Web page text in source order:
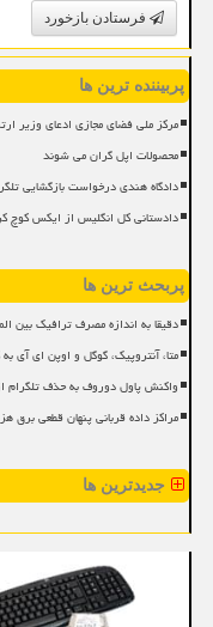
فرستادن بازخورد
پربیننده ترین ها
مرکز ملی فضای مجازی ادعای وزیر
محصولات اپل گران می شوند
دادگاه هندی درخواست بازگشایی
دادستانی کل انگلیس از ایکس کوچ
پربحث ترین ها
دقیقا به اندازه مصرف ترافیک بین
متا، آنتروپیک، گوگل و اوپن ای آی
واکنش پاول دوروف به حذف تلگرام
مراکز داده قربانی پنهان قطعی برق
جدیدترین ها